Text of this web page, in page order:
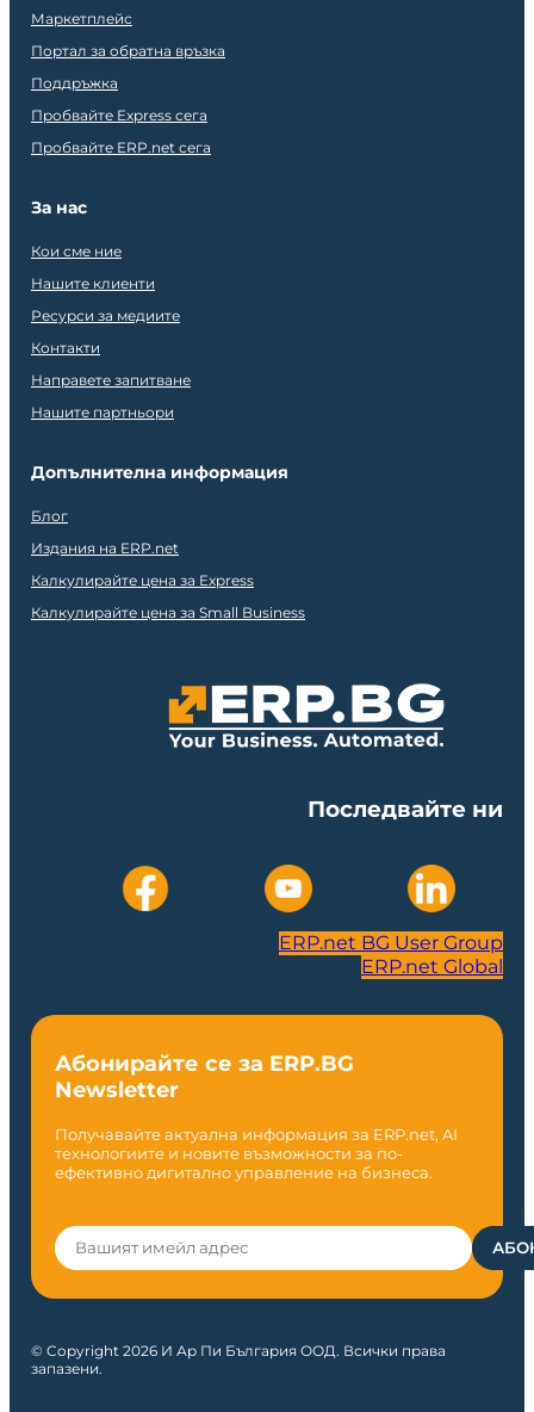
Маркетплейс
Портал за обратна връзка
Поддръжка
Пробвайте Express сега
Пробвайте ERP.net сега
За нас
Кои сме ние
Нашите клиенти
Ресурси за медиите
Контакти
Направете запитване
Нашите партньори
Допълнителна информация
Блог
Издания на ERP.net
Калкулирайте цена за Express
Калкулирайте цена за Small Business
Последвайте ни
ERP.net BG User Group
ERP.net Global
Абонирайте се за ERP.BG
Newsletter
Получавайте актуална информация за ERP.net, AI
технологиите и новите възможности за по-
ефективно дигитално управление на бизнеса.
© Copyright 2026 И Ар Пи България ООД. Всички права
запазени.